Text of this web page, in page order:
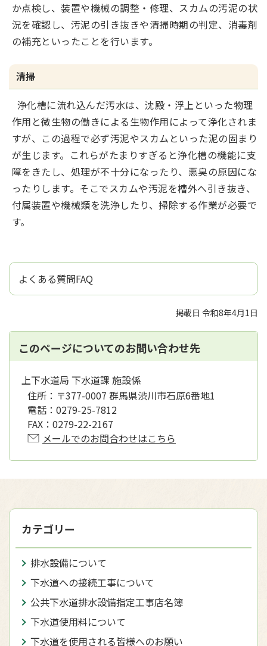
か点検し、装置や機械の調整・修理、スカムの汚泥の状
況を確認し、汚泥の引き抜きや清掃時期の判定、消毒剤
の補充といったことを行います。
清掃
浄化槽に流れ込んだ汚水は、沈殿・浮上といった物理
作用と微生物の働きによる生物作用によって浄化されま
すが、この過程で必ず汚泥やスカムといった泥の固まり
が生じます。これらがたまりすぎると浄化槽の機能に支
障をきたし、処理が不十分になったり、悪臭の原因にな
ったりします。そこでスカムや汚泥を槽外へ引き抜き、
付属装置や機械類を洗浄したり、掃除する作業が必要で
す。
よくある質問FAQ
掲載日 令和8年4月1日
このページについてのお問い合わせ先
上下水道局 下水道課 施設係
住所： 〒377-0007 群馬県渋川市石原6番地1
電話： 0279-25-7812
FAX： 0279-22-2167
メールでのお問合わせはこちら
カテゴリー
排水設備について
下水道への接続工事について
公共下水道排水設備指定工事店名簿
下水道使用料について
下水道を使用される皆様へのお願い